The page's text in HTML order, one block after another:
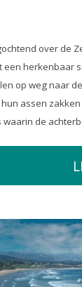
over de
herkenbaar
op weg naar
assen
de
en we